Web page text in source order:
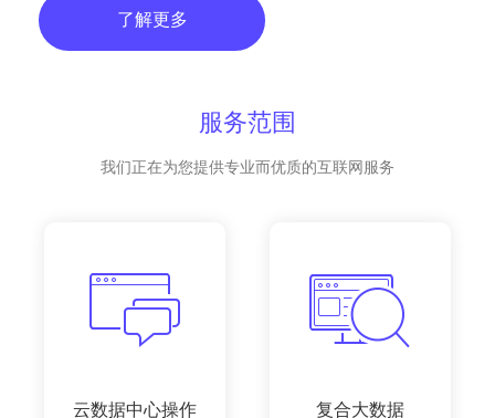
了解更多
服务范围
我们正在为您提供专业而优质的互联网服务
云数据中心操作 复合大数据